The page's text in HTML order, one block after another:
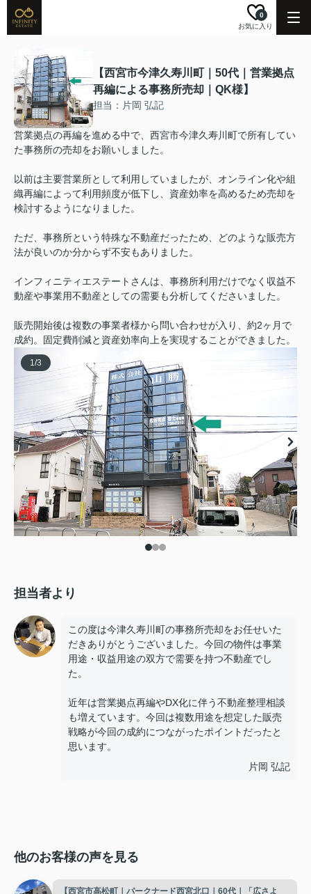
お気に入り
0
【西宮市今津久寿川町｜50代｜営業拠点
再編による事務所売却｜QK様】
担当：片岡 弘記
営業拠点の再編を進める中で、西宮市今津久寿川町で所有してい
た事務所の売却をお願いしました。
以前は主要営業所として利用していましたが、オンライン化や組
織再編によって利用頻度が低下し、資産効率を高めるため売却を
検討するようになりました。
ただ、事務所という特殊な不動産だったため、どのような販売方
法が良いのか分からず不安もありました。
インフィニティエステートさんは、事務所利用だけでなく収益不
動産や事業用不動産としての需要も分析してくださいました。
販売開始後は複数の事業者様から問い合わせが入り、約2ヶ月で
成約。固定費削減と資産効率向上を実現することができました。
1/3
担当者より
この度は今津久寿川町の事務所売却をお任せいた
だきありがとうございました。今回の物件は事業
用途・収益用途の双方で需要を持つ不動産でし
た。
近年は営業拠点再編やDX化に伴う不動産整理相談
も増えています。今回は複数用途を想定した販売
戦略が今回の成約につながったポイントだったと
思います。
片岡 弘記
他のお客様の声を見る
【西宮市高松町｜パークナード西宮北口｜60代｜「広さよ